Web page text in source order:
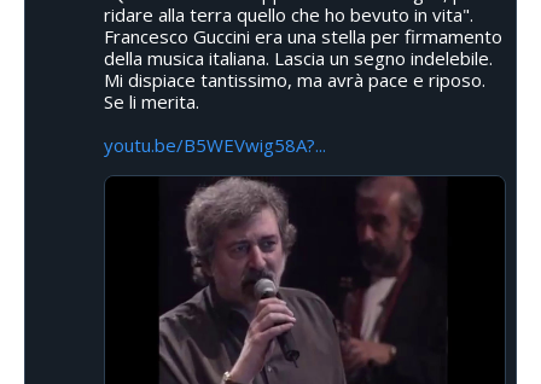
ridare alla terra quello che ho bevuto in vita".
Francesco Guccini era una stella per firmamento
della musica italiana. Lascia un segno indelebile.
Mi dispiace tantissimo, ma avrà pace e riposo.
Se li merita.
youtu.be/B5WEVwig58A?...